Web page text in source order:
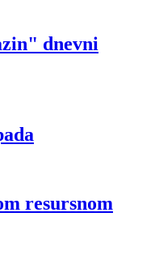
dnevni
resursnom